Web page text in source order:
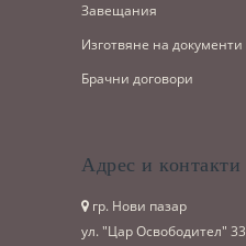
Завещания
Изготвяне на документи
Брачни договори
Адрес и контакти
гр. Нови пазар
ул. "Цар Освободител" 33